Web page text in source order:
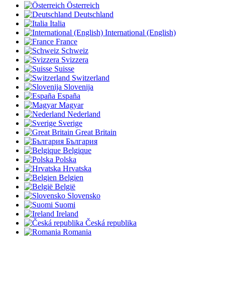
Österreich
Deutschland
Italia
International (English)
France
Schweiz
Svizzera
Suisse
Switzerland
Slovenija
España
Magyar
Nederland
Sverige
Great Britain
България
Belgique
Polska
Hrvatska
Belgien
België
Slovensko
Suomi
Ireland
Česká republika
Romania